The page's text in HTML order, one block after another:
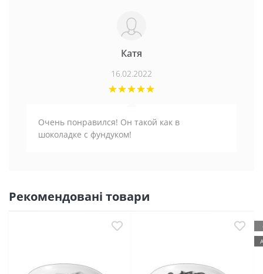
Катя
16.02.2022
Очень понравился! Он такой как в
шоколадке с фундуком!
Рекомендовані товари